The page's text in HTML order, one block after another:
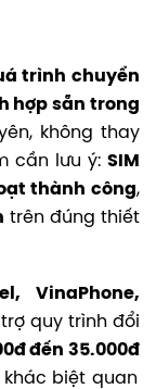
trình chuyển
hợp sẵn trong
không thay
cần lưu ý: SIM
thành công,
trên đúng thiết
VinaPhone,
quy trình đổi
đến 35.000đ
khác biệt quan